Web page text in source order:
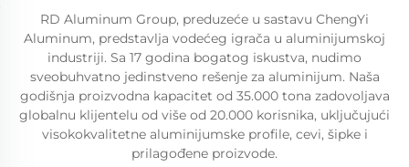
RD Aluminum Group, preduzeće u sastavu ChengYi
Aluminum, predstavlja vodećeg igrača u aluminijumskoj
industriji. Sa 17 godina bogatog iskustva, nudimo
sveobuhvatno jedinstveno rešenje za aluminijum. Naša
godišnja proizvodna kapacitet od 35.000 tona zadovoljava
globalnu klijentelu od više od 20.000 korisnika, uključujući
visokokvalitetne aluminijumske profile, cevi, šipke i
prilagođene proizvode.